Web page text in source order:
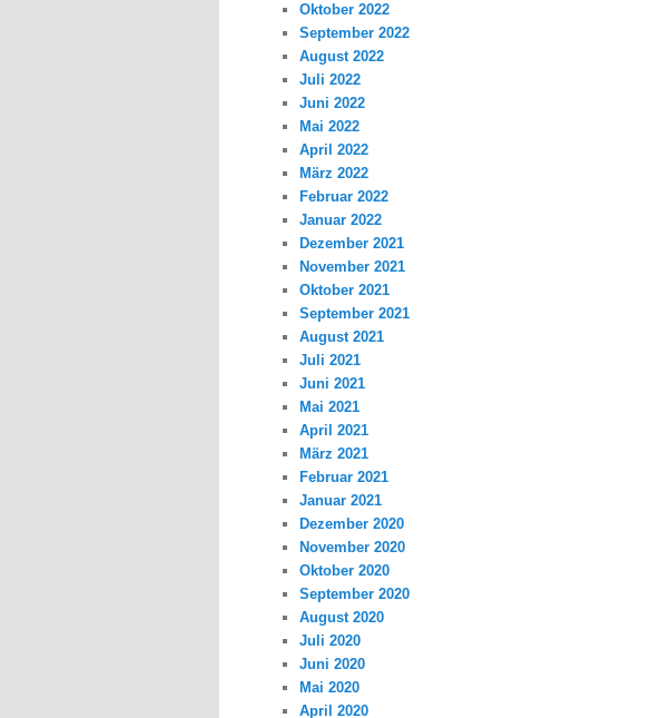
Oktober 2022
September 2022
August 2022
Juli 2022
Juni 2022
Mai 2022
April 2022
März 2022
Februar 2022
Januar 2022
Dezember 2021
November 2021
Oktober 2021
September 2021
August 2021
Juli 2021
Juni 2021
Mai 2021
April 2021
März 2021
Februar 2021
Januar 2021
Dezember 2020
November 2020
Oktober 2020
September 2020
August 2020
Juli 2020
Juni 2020
Mai 2020
April 2020